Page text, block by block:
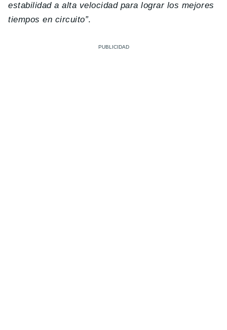
estabilidad a alta velocidad para lograr los mejores
tiempos en circuito”.